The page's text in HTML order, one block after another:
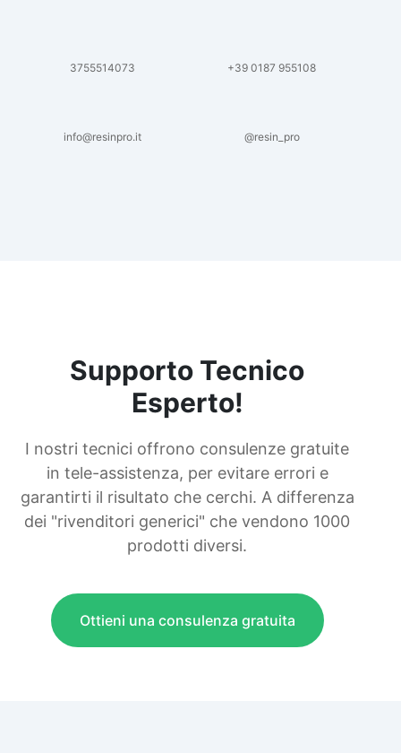
3755514073 +39 0187 955108
info@resinpro.it @resin_pro
Supporto Tecnico
Esperto!
I nostri tecnici offrono consulenze gratuite
in tele-assistenza, per evitare errori e
garantirti il risultato che cerchi. A differenza
dei "rivenditori generici" che vendono 1000
prodotti diversi.
Ottieni una consulenza gratuita